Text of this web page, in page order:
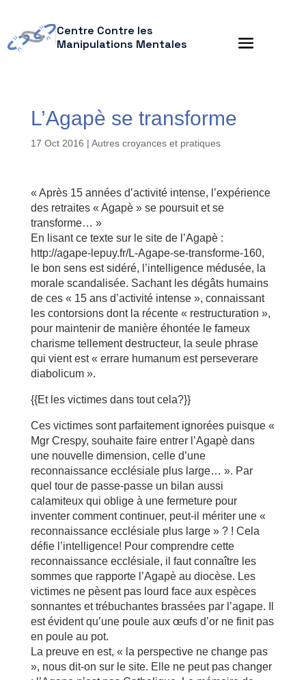
Centre Contre les
Manipulations Mentales
L’Agapè se transforme
17 Oct 2016 | Autres croyances et pratiques
« Après 15 années d’activité intense, l’expérience
des retraites « Agapè » se poursuit et se
transforme… »
En lisant ce texte sur le site de l’Agapè :
http://agape-lepuy.fr/L-Agape-se-transforme-160,
le bon sens est sidéré, l’intelligence médusée, la
morale scandalisée. Sachant les dégâts humains
de ces « 15 ans d’activité intense », connaissant
les contorsions dont la récente « restructuration »,
pour maintenir de manière éhontée le fameux
charisme tellement destructeur, la seule phrase
qui vient est « errare humanum est perseverare
diabolicum ».
{{Et les victimes dans tout cela?}}
Ces victimes sont parfaitement ignorées puisque «
Mgr Crespy, souhaite faire entrer l’Agapè dans
une nouvelle dimension, celle d’une
reconnaissance ecclésiale plus large… ». Par
quel tour de passe-passe un bilan aussi
calamiteux qui oblige à une fermeture pour
inventer comment continuer, peut-il mériter une «
reconnaissance ecclésiale plus large » ? ! Cela
défie l’intelligence! Pour comprendre cette
reconnaissance ecclésiale, il faut connaître les
sommes que rapporte l’Agapè au diocèse. Les
victimes ne pèsent pas lourd face aux espèces
sonnantes et trébuchantes brassées par l’agape. Il
est évident qu’une poule aux œufs d’or ne finit pas
en poule au pot.
La preuve en est, « la perspective ne change pas
», nous dit-on sur le site. Elle ne peut pas changer